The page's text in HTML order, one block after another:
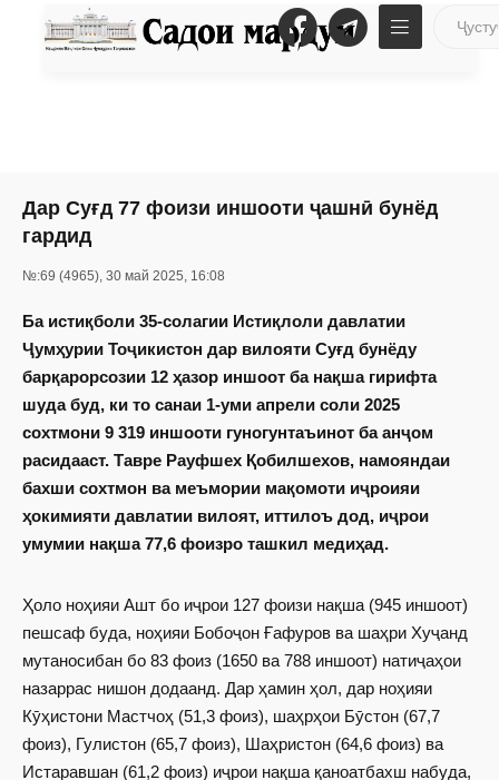
Дар Суғд 77 фоизи иншооти ҷашнӣ бунёд
гардид
№:69 (4965), 30 май 2025, 16:08
Ба истиқболи 35-солагии Истиқлоли давлатии
Ҷумҳурии Тоҷикис­тон дар вилояти Суғд бунёду
барқарорсозии 12 ҳазор иншоот ба нақша гирифта
шуда буд, ки то санаи 1-уми апрели соли 2025
сохтмони 9 319 иншооти гуногунтаъинот ба анҷом
расидааст. Тавре Рауфшех Қобилшехов, намояндаи
бахши сохтмон ва меъмории мақомоти иҷроияи
ҳокимияти давлатии вилоят, иттилоъ дод, иҷрои
умумии нақша 77,6 фоизро ташкил медиҳад.
Ҳоло ноҳияи Ашт бо иҷрои 127 фоизи нақша (945 иншоот)
пешсаф буда, ноҳияи Бобоҷон Ғафуров ва шаҳри Хуҷанд
мутаносибан бо 83 фоиз (1650 ва 788 иншоот) натиҷаҳои
назаррас нишон додаанд. Дар ҳамин ҳол, дар ноҳияи
Кӯҳистони Мастчоҳ (51,3 фоиз), шаҳрҳои Бӯстон (67,7
фоиз), Гулистон (65,7 фоиз), Шаҳристон (64,6 фоиз) ва
Истаравшан (61,2 фоиз) иҷрои нақша қаноатбахш набуда,